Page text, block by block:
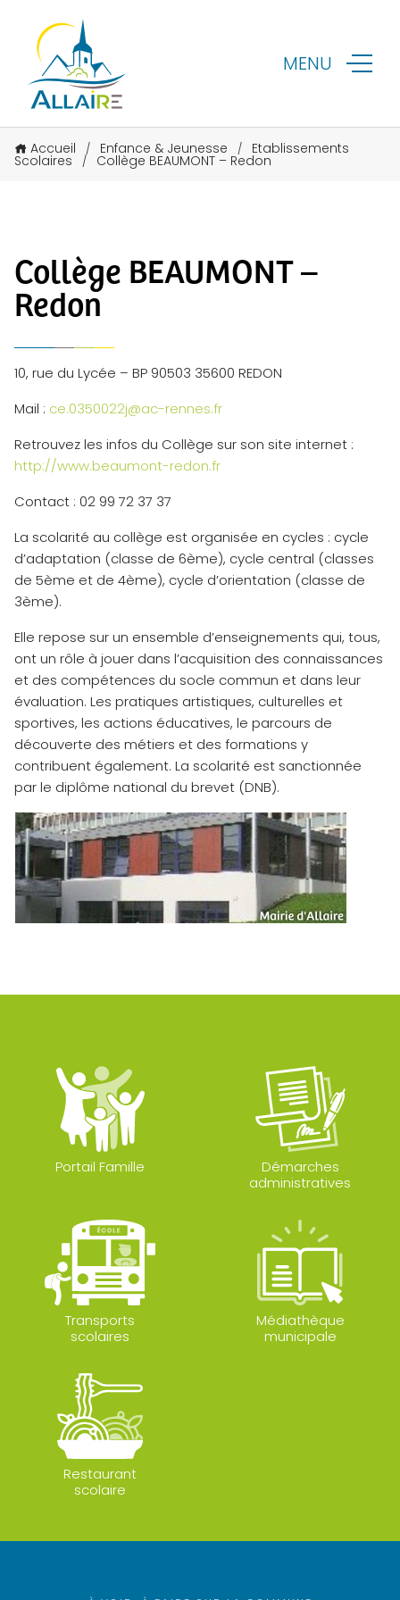
MENU
Accueil / Enfance & Jeunesse / Etablissements
Scolaires / Collège BEAUMONT – Redon
Collège BEAUMONT –
Redon
10, rue du Lycée – BP 90503 35600 REDON
Mail : ce.0350022j@ac-rennes.fr
Retrouvez les infos du Collège sur son site internet :
http://www.beaumont-redon.fr
Contact : 02 99 72 37 37
La scolarité au collège est organisée en cycles : cycle
d’adaptation (classe de 6ème), cycle central (classes
de 5ème et de 4ème), cycle d’orientation (classe de
3ème).
Elle repose sur un ensemble d’enseignements qui, tous,
ont un rôle à jouer dans l’acquisition des connaissances
et des compétences du socle commun et dans leur
évaluation. Les pratiques artistiques, culturelles et
sportives, les actions éducatives, le parcours de
découverte des métiers et des formations y
contribuent également. La scolarité est sanctionnée
par le diplôme national du brevet (DNB).
Portail Famille
Démarches
administratives
Transports
scolaires
Médiathèque
municipale
Restaurant
scolaire